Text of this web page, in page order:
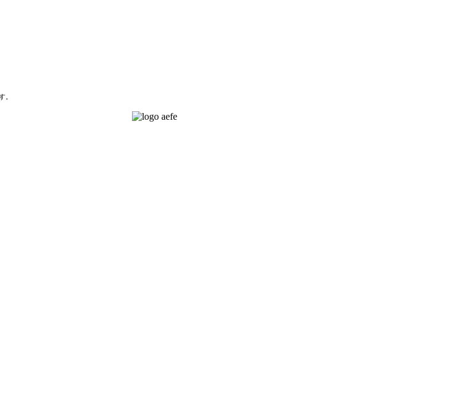
。